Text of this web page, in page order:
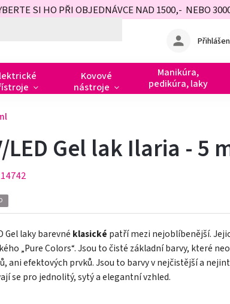
SI HO PŘI OBJEDNÁVCE NAD 1500,- NEBO
Kovové
nástroje
Manikúra,
pedikúra, laky
LED Gel lak Ilaria - 5
Gel laky barevné klasické patří mezi nejoblíbenější.
„Pure Colors“. Jsou to čisté základní barvy, které
ani efektových prvků. Jsou to barvy v nejčistější a
se pro jednolitý, sytý a elegantní vzhled.